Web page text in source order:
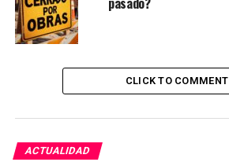
CLICK TO COMMENT
ACTUALIDAD